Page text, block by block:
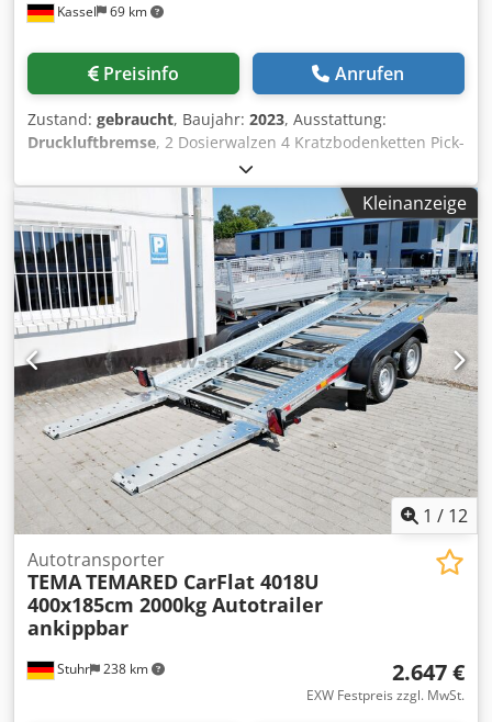
Kassel 69 km
Preisinfo Anrufen
Zustand: gebraucht, Baujahr: 2023, Ausstattung:
Druckluftbremse, 2 Dosierwalzen 4 Kratzbodenketten Pick-
Up Tastrolle Wagenmitte Loadsensing / Steuerleitung BG2
Loadsensing BG4 2 Stufen Kratzbodenmotor
Arbeitsscheinwerfer / 3 x LED Seitl. Ausschwenkbarer
Messer- rahmen Einstiegstüre zum Laderaum ISO / BUS
Bedie Dedpfx Aotlq E Sjhyjwa
Kleinanzeige
1 / 12
Stuhr 238 km
Autotransporter
TEMATEMARED CarFlat 4018U
400x185cm 2000kg Autotrailer
ankippbar
2.647 €
EXW Festpreis zzgl. MwSt.